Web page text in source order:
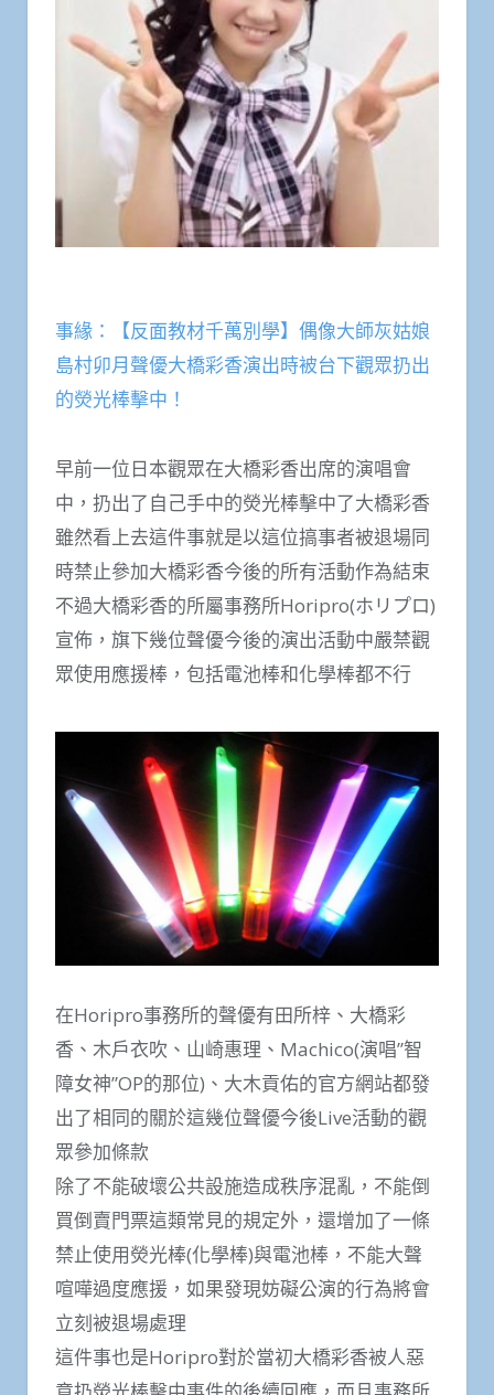
事緣：【反面教材千萬別學】偶像大師灰姑娘
島村卯月聲優大橋彩香演出時被台下觀眾扔出
的熒光棒擊中！
早前一位日本觀眾在大橋彩香出席的演唱會
中，扔出了自己手中的熒光棒擊中了大橋彩香
雖然看上去這件事就是以這位搞事者被退場同
時禁止參加大橋彩香今後的所有活動作為結束
不過大橋彩香的所屬事務所Horipro(ホリプロ)
宣佈，旗下幾位聲優今後的演出活動中嚴禁觀
眾使用應援棒，包括電池棒和化學棒都不行
在Horipro事務所的聲優有田所梓、大橋彩
香、木戶衣吹、山崎惠理、Machico(演唱”智
障女神”OP的那位)、大木貢佑的官方網站都發
出了相同的關於這幾位聲優今後Live活動的觀
眾參加條款
除了不能破壞公共設施造成秩序混亂，不能倒
買倒賣門票這類常見的規定外，還增加了一條
禁止使用熒光棒(化學棒)與電池棒，不能大聲
喧嘩過度應援，如果發現妨礙公演的行為將會
立刻被退場處理
這件事也是Horipro對於當初大橋彩香被人惡